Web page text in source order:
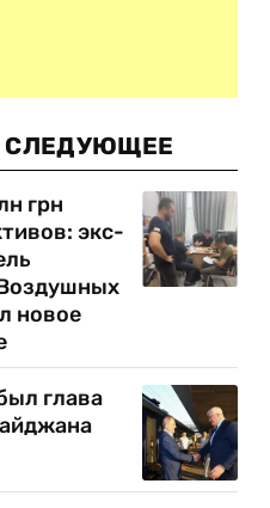
СЛЕДУЮЩЕЕ
грн
экс-
новое
глава